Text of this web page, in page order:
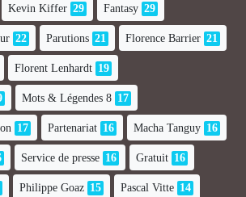
Kevin Kiffer 29 Fantasy 29
22 Parutions 21 Florence Barrier 21
Florent Lenhardt 19
Mots & Légendes 8 17
17 Partenariat 16 Macha Tanguy 16
Service de presse 16 Gratuit 16
Philippe Goaz 15 Pascal Vitte 14